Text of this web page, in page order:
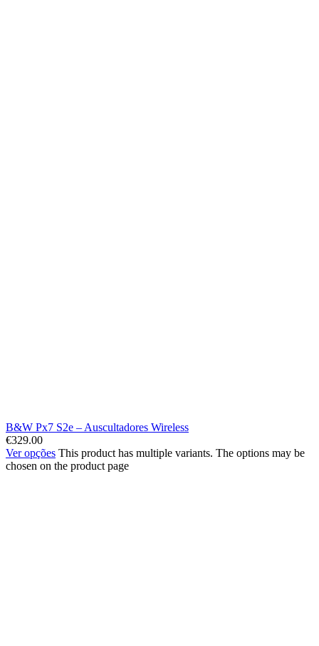
B&W Px7 S2e – Auscultadores Wireless
€329.00
Ver opções This product has multiple variants. The options may be
chosen on the product page